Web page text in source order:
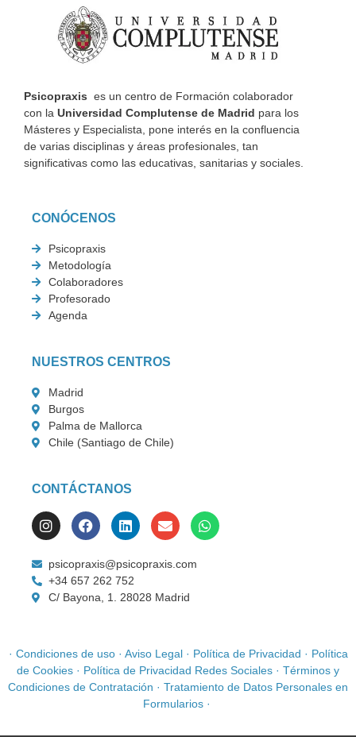
Psicopraxis es un centro de Formación colaborador
con la Universidad Complutense de Madrid para los
Másteres y Especialista, pone interés en la confluencia
de varias disciplinas y áreas profesionales, tan
significativas como las educativas, sanitarias y sociales.
CONÓCENOS
Psicopraxis
Metodología
Colaboradores
Profesorado
Agenda
NUESTROS CENTROS
Madrid
Burgos
Palma de Mallorca
Chile (Santiago de Chile)
CONTÁCTANOS
psicopraxis@psicopraxis.com
+34 657 262 752
C/ Bayona, 1. 28028 Madrid
· Condiciones de uso· Aviso Legal· Política de Privacidad · Política
de Cookies · Política de Privacidad Redes Sociales · Términos y
Condiciones de Contratación · Tratamiento de Datos Personales en
Formularios·